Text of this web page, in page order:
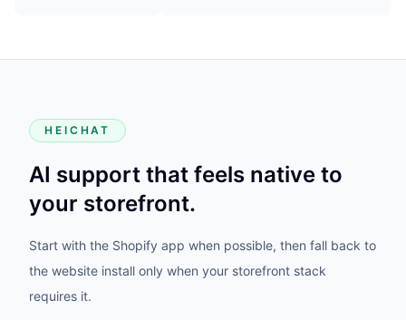
HEICHAT
AI support that feels native to
your storefront.
Start with the Shopify app when possible, then fall back to
the website install only when your storefront stack
requires it.